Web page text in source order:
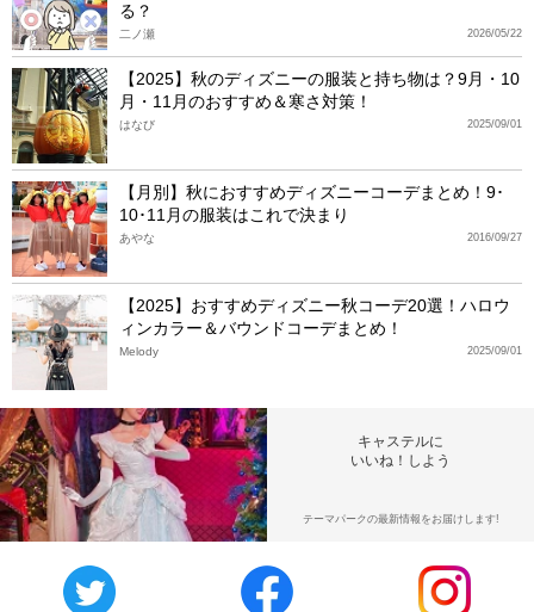
る？
2026/05/22
二ノ瀬
【2025】秋のディズニーの服装と持ち物は？9月・10
月・11月のおすすめ＆寒さ対策！
2025/09/01
はなび
【月別】秋におすすめディズニーコーデまとめ！9･
10･11月の服装はこれで決まり
2016/09/27
あやな
【2025】おすすめディズニー秋コーデ20選！ハロウ
ィンカラー＆バウンドコーデまとめ！
2025/09/01
Melody
キャステルに
いいね！しよう
テーマパークの最新情報をお届けします!